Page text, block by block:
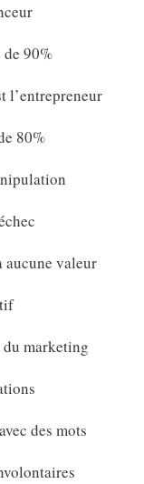
de 90%
l’entrepreneur
80%
aucune valeur
marketing
des mots